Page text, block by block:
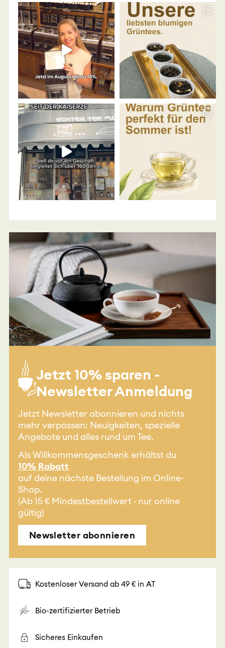
Jetzt 10% sparen -
Newsletter Anmeldung
Jetzt Newsletter abonnieren und nichts
mehr verpassen: Neuigkeiten, spezielle
Angebote und alles rund um Tee.
Als Willkommensgeschenk erhältst du
10% Rabatt
auf deine nächste Bestellung im Online-
Shop.
(Ab 15 € Mindestbestellwert · nur online
gültig)
Newsletter abonnieren
Kostenloser Versand ab 49 € in AT
Bio-zertifizierter Betrieb
Sicheres Einkaufen